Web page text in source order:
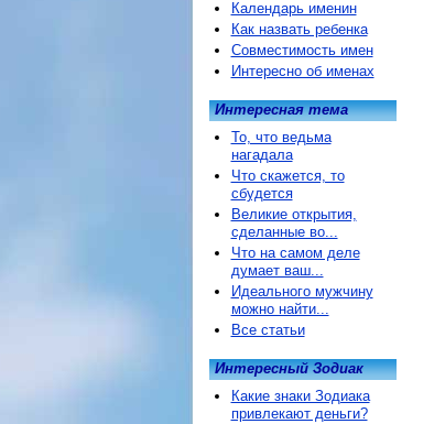
Календарь именин
Как назвать ребенка
Совместимость имен
Интересно об именах
Интересная тема
То, что ведьма
нагадала
Что скажется, то
сбудется
Великие открытия,
сделанные во...
Что на самом деле
думает ваш...
Идеального мужчину
можно найти...
Все статьи
Интересный Зодиак
Какие знаки Зодиака
привлекают деньги?